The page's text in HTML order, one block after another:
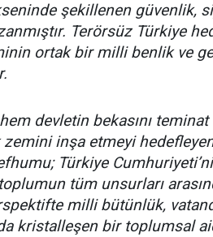
şekillenen güvenlik,
Terörsüz Türkiye
ortak bir milli benlik ve
devletin bekasını
zemini inşa etmeyi
Türkiye
tüm unsurları
milli bütünlük,
kristalleşen bir toplumsal